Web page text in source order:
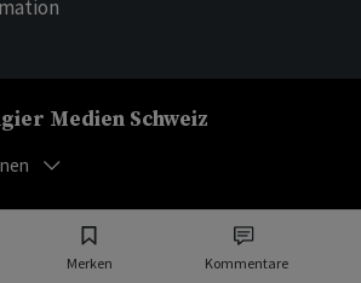
Merken Kommentare
Medien Schweiz